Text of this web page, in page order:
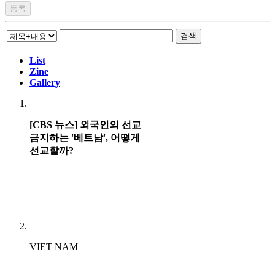
검색
List
Zine
Gallery
[CBS 뉴스] 외국인의 선교
금지하는 '베트남', 어떻게
선교할까?
VIET NAM